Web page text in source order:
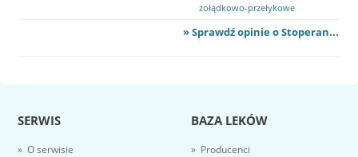
żołądkowo-przełykowe
» Sprawdź opinie o Stoperan...
SERWIS
» O serwisie
BAZA LEKÓW
» Producenci